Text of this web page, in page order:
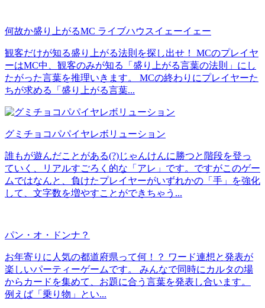
何故か盛り上がるMC ライブハウスイェーイェー
観客だけが知る盛り上がる法則を探し出せ！ MCのプレイヤ
ーはMC中、観客のみが知る「盛り上がる言葉の法則」にし
たがった言葉を推理いきます。 MCの終わりにプレイヤーた
ちが求める「盛り上がる言葉...
グミチョコパパイヤレボリューション
誰もが遊んだことがある(?)じゃんけんに勝つと階段を登っ
ていく、リアルすごろく的な「アレ」です。ですがこのゲー
ムではなんと、負けたプレイヤーがいずれかの「手」を強化
して、文字数を増やすことができちゃう...
パン・オ・ドンナ？
お年寄りに人気の都道府県って何！？ ワード連想と発表が
楽しいパーティーゲームです。 みんなで同時にカルタの場
からカードを集めて、お題に合う言葉を発表し合います。
例えば「乗り物」とい...